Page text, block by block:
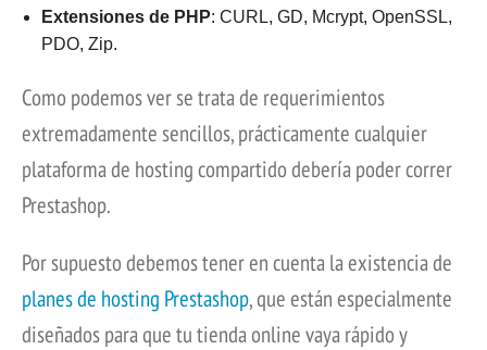
Extensiones de PHP: CURL, GD, Mcrypt, OpenSSL,
PDO, Zip.
Como podemos ver se trata de requerimientos
extremadamente sencillos, prácticamente cualquier
plataforma de hosting compartido debería poder correr
Prestashop.
Por supuesto debemos tener en cuenta la existencia de
planes de hosting Prestashop, que están especialmente
diseñados para que tu tienda online vaya rápido y